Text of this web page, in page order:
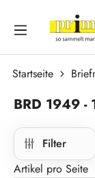
Zum Hauptinhalt
Startseite
BRD 1949 -
Filter
Artikel pro Seite